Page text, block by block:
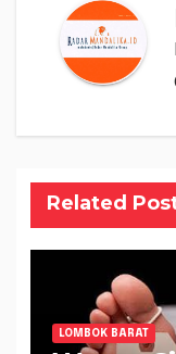
Related
LOMBOK BARAT